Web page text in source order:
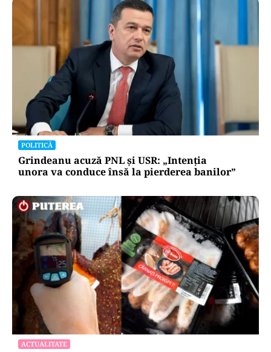
POLITICĂ
Grindeanu acuză PNL și USR: „Intenția
unora va conduce însă la pierderea banilor”
ACTUALITATE